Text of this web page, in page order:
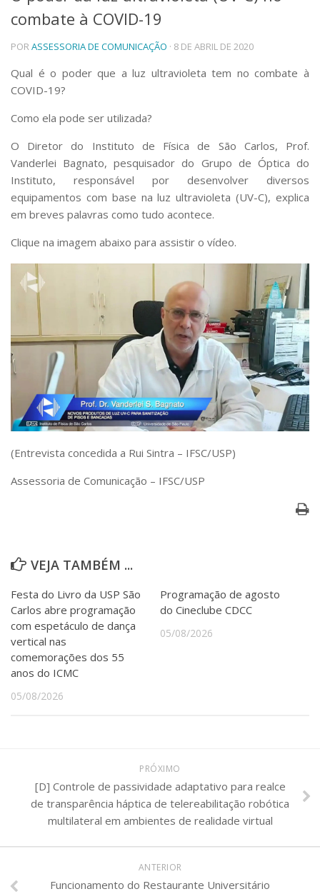
Telefones e Mapas
Pessoas
Ensino
Graduação
Pós-Graduação
Cursos de Extensão
Linhas de Pesquisa
Centros, Núcleos e Projetos em Rede
Pós-doutorado
Iniciação Científica
Transferência de Tecnologia
Projetos, Programas e Cursos
Artes, Cultura e Esportes
Museus e Espaços Interativos
Serviços
Bibliotecas
Apoio ao Estudante
Segurança, Trânsito e Prevenção
RH, Administrativo e Financeiro
Outros serviços
Comunicação
Assessorias e Mídias
Jornal da USP
combate à COVID-19
PORASSESSORIA DE COMUNICAÇÃO · 8 DE ABRIL DE 2020
Qual é o poder que a luz ultravioleta tem no combate à
COVID-19?
Como ela pode ser utilizada?
O Diretor do Instituto de Física de São Carlos, Prof.
Vanderlei Bagnato, pesquisador do Grupo de Óptica do
Instituto, responsável por desenvolver diversos
equipamentos com base na luz ultravioleta (UV-C), explica
em breves palavras como tudo acontece.
Clique na imagem abaixo para assistir o vídeo.
(Entrevista concedida a Rui Sintra – IFSC/USP)
Assessoria de Comunicação – IFSC/USP
VEJA TAMBÉM ...
Festa do Livro da USP São
Carlos abre programação
com espetáculo de dança
vertical nas
comemorações dos 55
anos do ICMC
05/08/2026
Programação de agosto
do Cineclube CDCC
05/08/2026
PRÓXIMO
[D] Controle de passividade adaptativo para realce
de transparência háptica de telereabilitação robótica
multilateral em ambientes de realidade virtual
ANTERIOR
Funcionamento do Restaurante Universitário